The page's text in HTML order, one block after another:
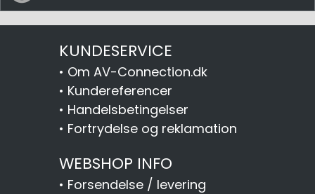
KUNDESERVICE
• Om AV-Connection.dk
• Kundereferencer
• Handelsbetingelser
• Fortrydelse og reklamation
WEBSHOP INFO
• Forsendelse / levering